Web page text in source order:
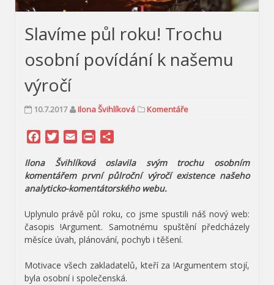
Slavíme půl roku! Trochu
osobní povídání k našemu
výročí
10.7.2017 Ilona Švihlíková Komentáře
Facebook
Twitter
Email Print
Ilona Švihlíková oslavila svým trochu osobním
komentářem první půlroční výročí existence našeho
analyticko-komentátorského webu.
Uplynulo právě půl roku, co jsme spustili náš nový web:
časopis !Argument. Samotnému spuštění předcházely
měsíce úvah, plánování, pochyb i těšení.
Motivace všech zakladatelů, kteří za !Argumentem stojí,
byla osobní i společenská.